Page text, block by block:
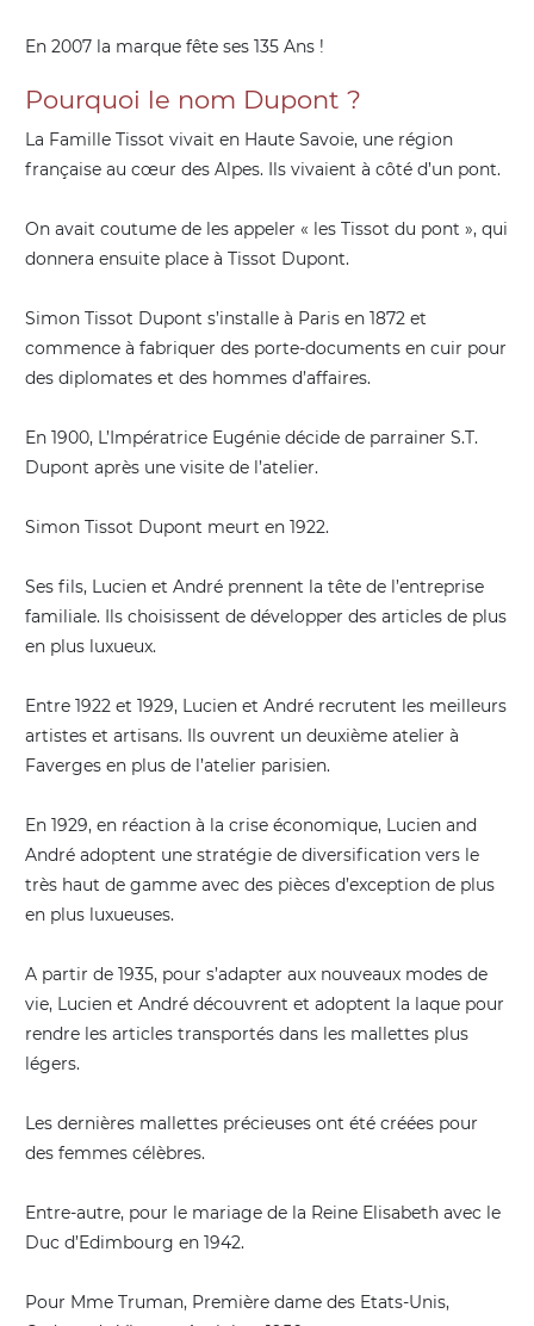
En 2007 la marque fête ses 135 Ans !
Pourquoi le nom Dupont ?
La Famille Tissot vivait en Haute Savoie, une région
française au cœur des Alpes. Ils vivaient à côté d’un pont.
On avait coutume de les appeler « les Tissot du pont », qui
donnera ensuite place à Tissot Dupont.
Simon Tissot Dupont s’installe à Paris en 1872 et
commence à fabriquer des porte-documents en cuir pour
des diplomates et des hommes d’affaires.
En 1900, L’Impératrice Eugénie décide de parrainer S.T.
Dupont après une visite de l’atelier.
Simon Tissot Dupont meurt en 1922.
Ses fils, Lucien et André prennent la tête de l’entreprise
familiale. Ils choisissent de développer des articles de plus
en plus luxueux.
Entre 1922 et 1929, Lucien et André recrutent les meilleurs
artistes et artisans. Ils ouvrent un deuxième atelier à
Faverges en plus de l’atelier parisien.
En 1929, en réaction à la crise économique, Lucien and
André adoptent une stratégie de diversification vers le
très haut de gamme avec des pièces d’exception de plus
en plus luxueuses.
A partir de 1935, pour s’adapter aux nouveaux modes de
vie, Lucien et André découvrent et adoptent la laque pour
rendre les articles transportés dans les mallettes plus
légers.
Les dernières mallettes précieuses ont été créées pour
des femmes célèbres.
Entre-autre, pour le mariage de la Reine Elisabeth avec le
Duc d’Edimbourg en 1942.
Pour Mme Truman, Première dame des Etats-Unis,